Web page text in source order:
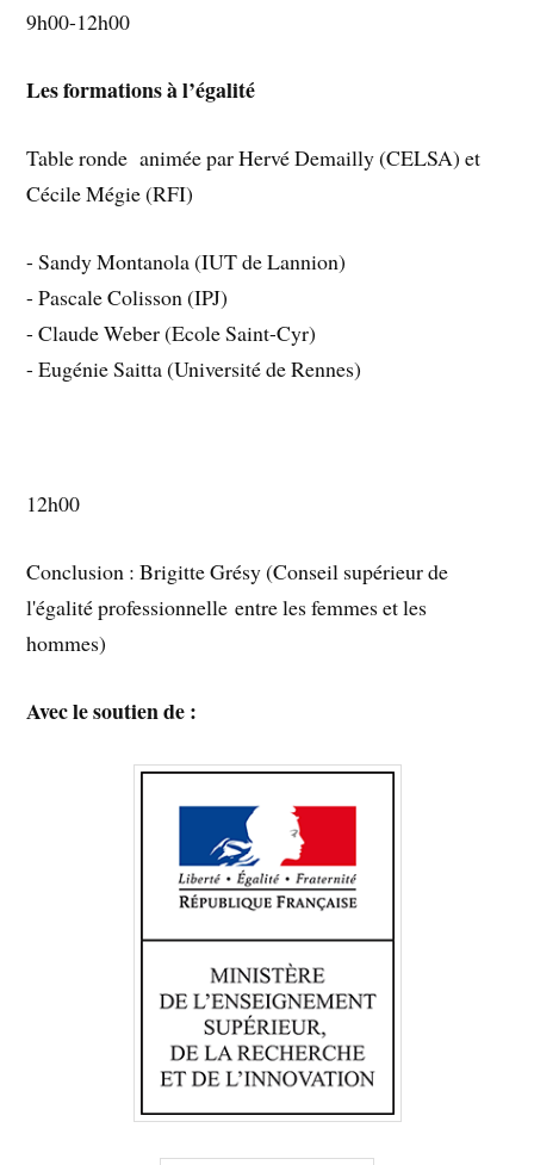
9h00-12h00
Les formations à l’égalité
Table ronde animée par Hervé Demailly (CELSA) et
Cécile Mégie (RFI)
- Sandy Montanola (IUT de Lannion)
- Pascale Colisson (IPJ)
- Claude Weber (Ecole Saint-Cyr)
- Eugénie Saitta (Université de Rennes)
12h00
Conclusion : Brigitte Grésy (Conseil supérieur de
l'égalité professionnelle entre les femmes et les
hommes)
Avec le soutien de :